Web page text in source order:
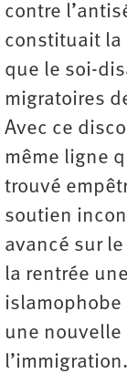
contre
constituait la
que le soi-
migratoires
Avec ce
même ligne
trouvé
soutien
avancé sur
la rentrée
islamophobe
une
l’immigration.